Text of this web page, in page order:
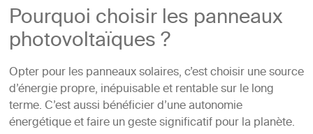
Pourquoi choisir les panneaux
photovoltaïques ?
Opter pour les panneaux solaires, c’est choisir une source
d’énergie propre, inépuisable et rentable sur le long
terme. C’est aussi bénéficier d’une autonomie
énergétique et faire un geste significatif pour la planète.